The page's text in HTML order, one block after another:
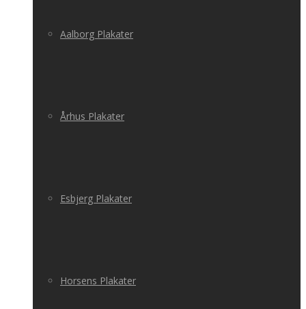
Aalborg Plakater
Århus Plakater
Esbjerg Plakater
Horsens Plakater